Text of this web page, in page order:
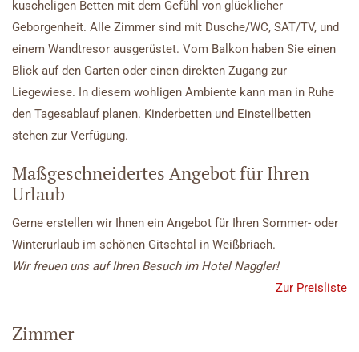
kuscheligen Betten mit dem Gefühl von glücklicher
Geborgenheit. Alle Zimmer sind mit Dusche/WC, SAT/TV, und
einem Wandtresor ausgerüstet. Vom Balkon haben Sie einen
Blick auf den Garten oder einen direkten Zugang zur
Liegewiese. In diesem wohligen Ambiente kann man in Ruhe
den Tagesablauf planen. Kinderbetten und Einstellbetten
stehen zur Verfügung.
Maßgeschneidertes Angebot für Ihren
Urlaub
Gerne erstellen wir Ihnen ein Angebot für Ihren Sommer- oder
Winterurlaub im schönen Gitschtal in Weißbriach.
Wir freuen uns auf Ihren Besuch im Hotel Naggler!
Zur Preisliste
Zimmer